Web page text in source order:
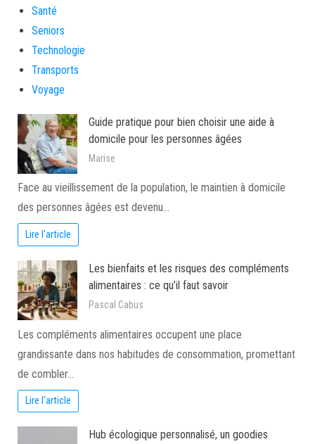
Santé
Seniors
Technologie
Transports
Voyage
Guide pratique pour bien choisir une aide à
domicile pour les personnes âgées
Marise
Face au vieillissement de la population, le maintien à domicile
des personnes âgées est devenu…
Lire l'article
Les bienfaits et les risques des compléments
alimentaires : ce qu’il faut savoir
Pascal Cabus
Les compléments alimentaires occupent une place
grandissante dans nos habitudes de consommation, promettant
de combler…
Lire l'article
Hub écologique personnalisé, un goodies